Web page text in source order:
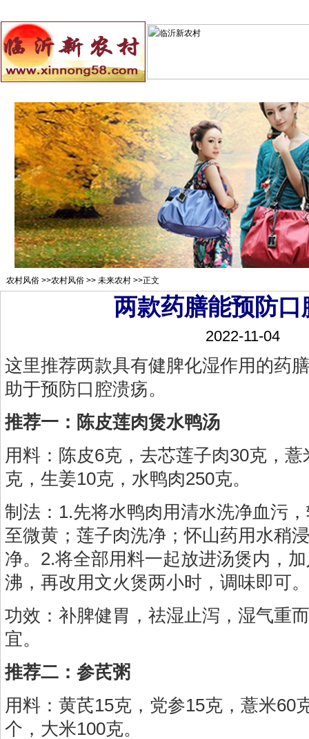
农村风俗 >>农村风俗 >> 未来农村 >>正文
两款药膳能预防口
2022-11-04
这里推荐两款具有健脾化湿作用的药
助于预防口腔溃疡。
推荐一：陈皮莲肉煲水鸭汤
用料：陈皮6克，去芯莲子肉30克，
克，生姜10克，水鸭肉250克。
制法：1.先将水鸭肉用清水洗净血污
至微黄；莲子肉洗净；怀山药用水稍
净。2.将全部用料一起放进汤煲内，
沸，再改用文火煲两小时，调味即可。
功效：补脾健胃，祛湿止泻，湿气重
宜。
推荐二：参芪粥
用料：黄芪15克，党参15克，薏米60
个，大米100克。